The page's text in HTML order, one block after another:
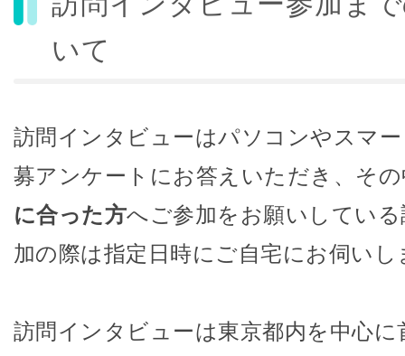
いて
訪問インタビューはパソコンやスマ
募アンケートにお答えいただき、そ
に合った方へご参加をお願いしてい
加の際は指定日時にご自宅にお伺いし
訪問インタビューは東京都内を中心に